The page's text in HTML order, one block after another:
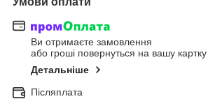
Ви отримаєте замовлення
або гроші повернуться на вашу картку
Детальніше
Післяплата